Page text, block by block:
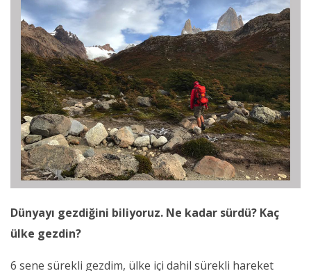
Dünyayı gezdiğini biliyoruz. Ne kadar sürdü? Kaç
ülke gezdin?
6 sene sürekli gezdim, ülke içi dahil sürekli hareket